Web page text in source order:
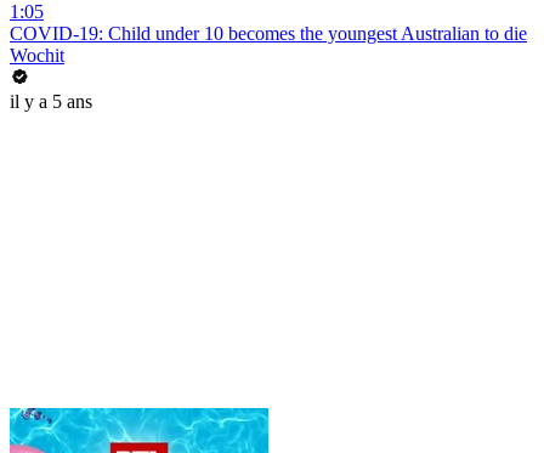
1:05
COVID-19: Child under 10 becomes the youngest Australian to die
Wochit
il y a 5 ans